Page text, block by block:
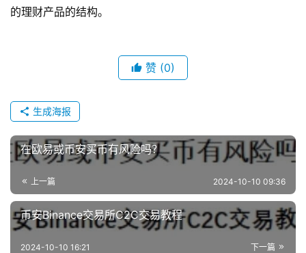
的理财产品的结构。
赞 (0)
生成海报
在欧易或币安买币有风险吗？
上一篇 2024-10-10 09:36
币安Binance交易所C2C交易教程
下一篇
2024-10-10 16:21